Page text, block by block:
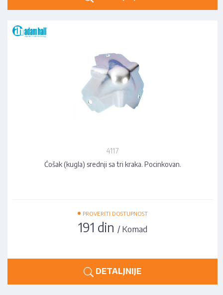
4117
Ćošak (kugla) srednji sa tri kraka. Pocinkovan.
• PROVERITI DOSTUPNOST
191 din / Komad
DETALJNIJE